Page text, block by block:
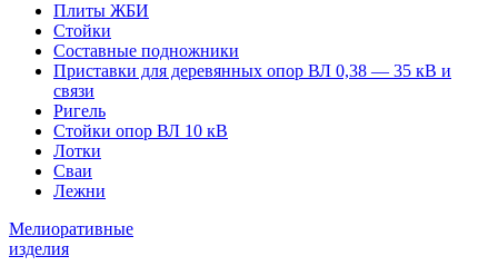
Плиты ЖБИ
Стойки
Составные подножники
Приставки для деревянных опор ВЛ 0,38 — 35 кВ и
связи
Ригель
Стойки опор ВЛ 10 кВ
Лотки
Сваи
Лежни
Мелиоративные
изделия